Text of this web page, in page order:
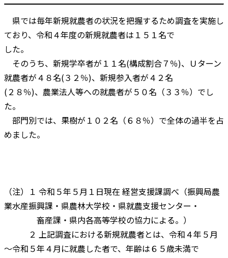
県では毎年新規就農者の状況を把握するため調査を実施し
ており、令和４年度の新規就農者は１５１名で
した。
そのうち、新規学卒者が１１名(構成割合７％)、Ｕターン
就農者が４８名(３２％)、新規参入者が４２名
(２８％)、農業法人等への就農者が５０名（３３％）でし
た。
部門別では、果樹が１０２名（６８％）で全体の過半を占
めました。
（注）１ 令和５年５月１日現在 経営支援課調べ（振興局農
業水産振興課・県農林大学校・県就農支援センター・
畜産課・県内各高等学校の協力による。）
２ 上記調査における新規就農者とは、令和４年５月
～令和５年４月に就農した者で、年齢は６５歳未満で